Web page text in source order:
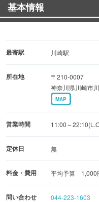
至高の味を気持ち良く味
顔の接客を心がけていま
基本情報
最寄駅 川崎駅
所在地
〒210-0007
神奈川県川崎市
MAP
営業時間 11:00～
定休日 無
料金・費用 平均予算 1,000
問い合わせ 044-223-1603